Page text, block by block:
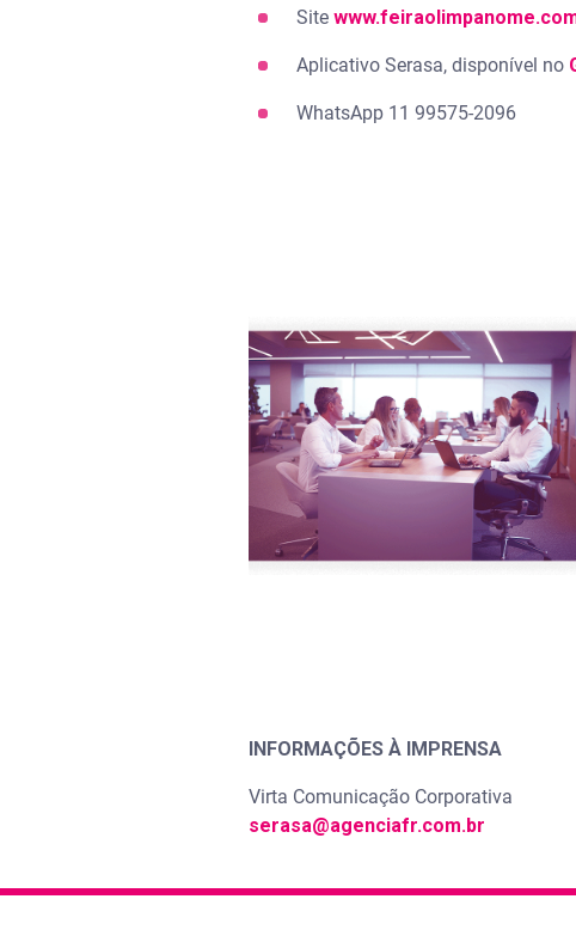
Site
Aplicativo Serasa, disponível no
WhatsApp 11 99575-2096
INFORMAÇÕES À IMPRENSA
Virta Comunicação Corporativa
serasa@agenciafr.com.br